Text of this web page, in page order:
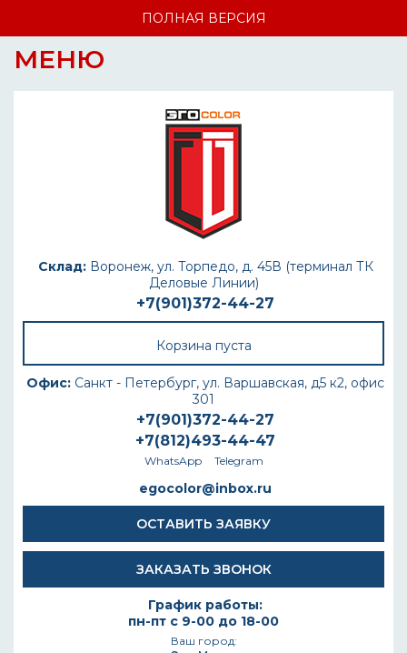
ПОЛНАЯ ВЕРСИЯ
МЕНЮ
Склад:Воронеж, ул. Торпедо, д. 45В (терминал ТК
Деловые Линии)
+7(901)372-44-27
Корзина пуста
Офис: Санкт - Петербург, ул. Варшавская, д5 к2, офис
301
+7(901)372-44-27
+7(812)493-44-47
WhatsApp Telegram
egocolor@inbox.ru
ОСТАВИТЬ ЗАЯВКУ
ЗАКАЗАТЬ ЗВОНОК
График работы:
пн-пт с 9-00 до 18-00
Ваш город: